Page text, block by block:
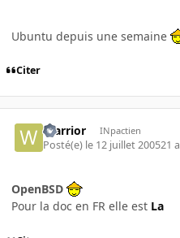
Ubuntu depuis une semaine
Citer
Warrior INpactien
Posté(e) le 12 juillet 200521 a
OpenBSD
Pour la doc en FR elle est La